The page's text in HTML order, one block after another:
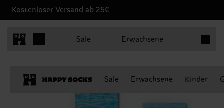
Kostenloser Versand ab 25€
Sale Erwachsene
Sale Erwachsene Kinder